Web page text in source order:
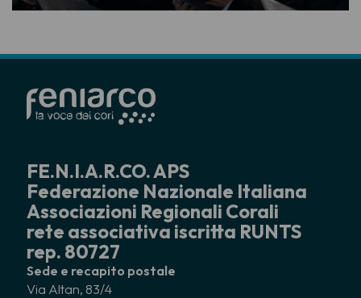
FE.N.I.A.R.CO. APS
Federazione Nazionale Italiana
Associazioni Regionali Corali
rete associativa iscritta RUNTS
rep. 80727
Sede e recapito postale
Via Altan, 83/4